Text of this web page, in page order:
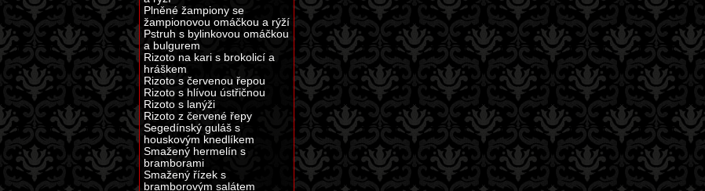
Plněné žampiony se
žampionovou omáčkou a rýží
Pstruh s bylinkovou omáčkou
a bulgurem
Rizoto na kari s brokolicí a
hráškem
Rizoto s červenou řepou
Rizoto s hlívou ústřičnou
Rizoto s lanýži
Rizoto z červené řepy
Segedínský guláš s
houskovým knedlíkem
Smažený hermelín s
bramborami
Smažený řízek s
bramborovým salátem